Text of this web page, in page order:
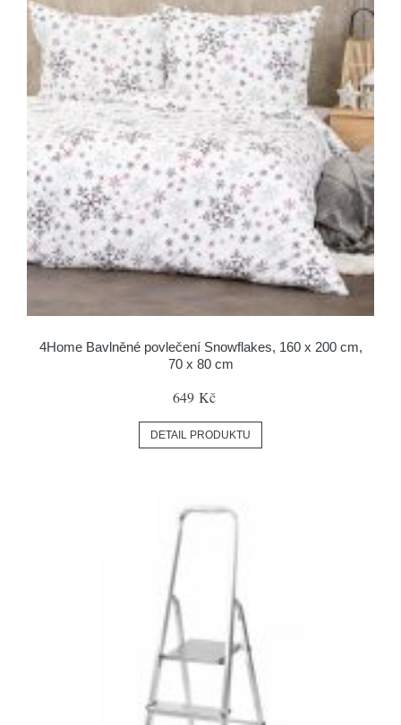
4Home Bavlněné povlečení Snowflakes, 160 x 200 cm,
70 x 80 cm
649 Kč
DETAIL PRODUKTU